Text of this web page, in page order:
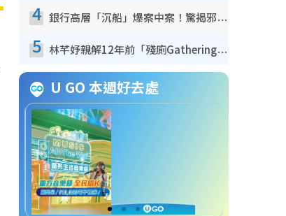
4 銀行高層「沉船」爆案中案！驚揭邪教洗腦操控賣淫被吞600萬 幕後黑手講多錯多
5 林芊妤親解12年前「殘廁Gathering」真相！高層解約一句話重創尊嚴至今拒返TVB
U GO 本週好去處